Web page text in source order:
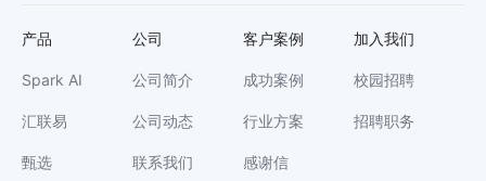
产品
Spark AI
汇联易
甄选
公司
公司简介
公司动态
联系我们
客户案例
成功案例
行业方案
感谢信
加入我们
校园招聘
招聘职务